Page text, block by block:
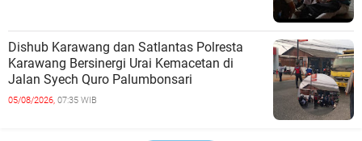
Dishub Karawang dan Satlantas Polresta
Karawang Bersinergi Urai Kemacetan di
Jalan Syech Quro Palumbonsari
05/08/2026, 07:35 WIB